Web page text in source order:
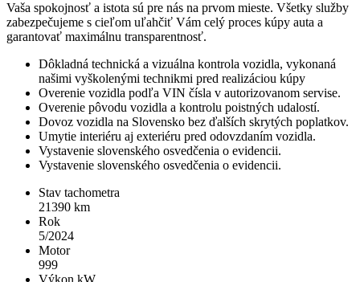
Vaša spokojnosť a istota sú pre nás na prvom mieste. Všetky služby
zabezpečujeme s cieľom uľahčiť Vám celý proces kúpy auta a
garantovať maximálnu transparentnosť.
Dôkladná technická a vizuálna kontrola vozidla, vykonaná
našimi vyškolenými technikmi pred realizáciou kúpy
Overenie vozidla podľa VIN čísla v autorizovanom servise.
Overenie pôvodu vozidla a kontrolu poistných udalostí.
Dovoz vozidla na Slovensko bez ďalších skrytých poplatkov.
Umytie interiéru aj exteriéru pred odovzdaním vozidla.
Vystavenie slovenského osvedčenia o evidencii.
Vystavenie slovenského osvedčenia o evidencii.
Stav tachometra
21390 km
Rok
5/2024
Motor
999